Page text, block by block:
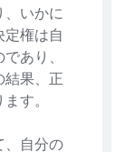
、いかに
定権は自
あり、
結果、正
す。
、自分の